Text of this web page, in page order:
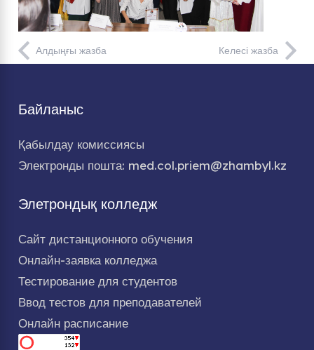
Алдыңғы жазба Келесі жазба
Байланыс
Қабылдау комиссиясы
Электронды пошта: med.col.priem@zhambyl.kz
Элетрондық колледж
Сайт дистанционного обучения
Онлайн-заявка колледжа
Тестирование для студентов
Ввод тестов для преподавателей
Онлайн расписание